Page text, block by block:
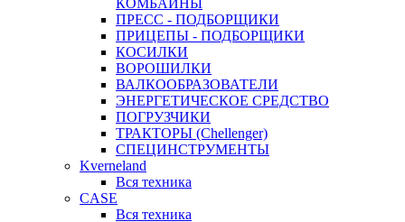
КОМБАЙНЫ
ПРЕСС - ПОДБОРЩИКИ
ПРИЦЕПЫ - ПОДБОРЩИКИ
КОСИЛКИ
ВОРОШИЛКИ
ВАЛКООБРАЗОВАТЕЛИ
ЭНЕРГЕТИЧЕСКОЕ СРЕДСТВО
ПОГРУЗЧИКИ
ТРАКТОРЫ (Chellenger)
СПЕЦИНСТРУМЕНТЫ
Kverneland
Вся техника
CASE
Вся техника